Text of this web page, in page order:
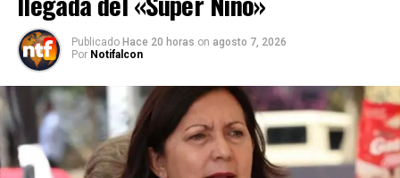
Publicado Hace 20 horas on agosto 7, 2026
Por Notifalcon